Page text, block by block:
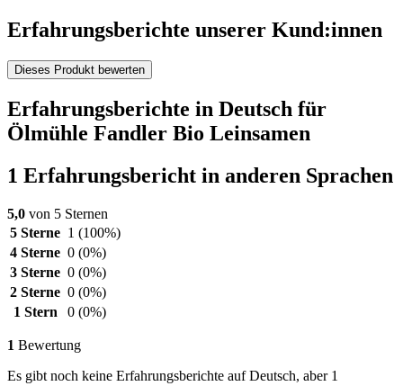
Erfahrungsberichte unserer Kund:innen
Dieses Produkt bewerten
Erfahrungsberichte in Deutsch für
Ölmühle Fandler Bio Leinsamen
1 Erfahrungsbericht in anderen Sprachen
5,0 von 5 Sternen
5 Sterne 1 (100%)
4 Sterne 0 (0%)
3 Sterne 0 (0%)
2 Sterne 0 (0%)
1 Stern
0 (0%)
1 Bewertung
Es gibt noch keine Erfahrungsberichte auf Deutsch, aber 1